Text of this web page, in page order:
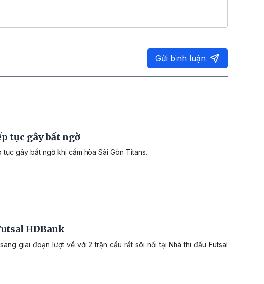
Gửi bình luận
tục gây bất ngờ
gây bất ngờ khi cầm hòa Sài Gòn Titans.
HDBank
giai đoạn lượt về với 2 trận cầu rất sôi nổi tại Nhà thi đấu Futsal